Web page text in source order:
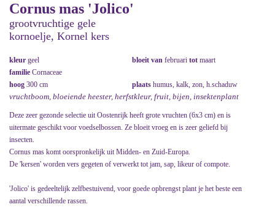
Cornus mas 'Jolico'
grootvruchtige gele
kornoelje, Kornel kers
kleur geel bloeit van februari tot maart
familie Cornaceae
hoog 300 cm plaats humus, kalk, zon, h.schaduw
vruchtboom, bloeiende heester, herfstkleur, fruit, bijen, insektenplant
Deze zeer gezonde selectie uit Oostenrijk heeft grote vruchten (6x3 cm) en is
uitermate geschikt voor voedselbossen. Ze bloeit vroeg en is zeer geliefd bij
insecten.
Cornus mas komt oorspronkelijk uit Midden- en Zuid-Europa.
De 'kersen' worden vers gegeten of verwerkt tot jam, sap, likeur of compote.
'Jolico' is gedeeltelijk zelfbestuivend, voor goede opbrengst plant je het beste een
aantal verschillende rassen.